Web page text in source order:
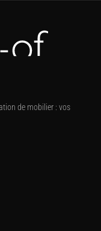
de mobilier : vos